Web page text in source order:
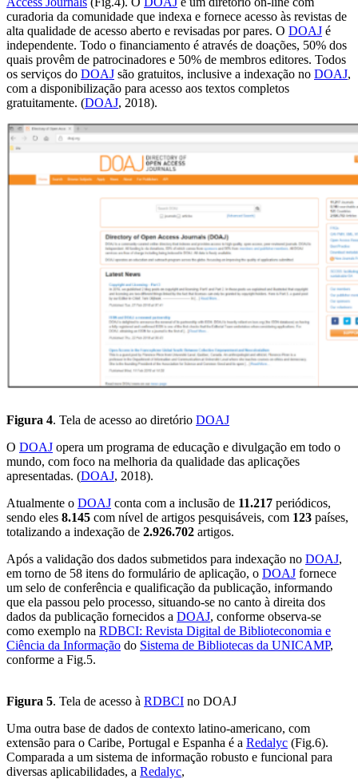
curadoria da comunidade que indexa e fornece acesso às revistas de
alta qualidade de acesso aberto e revisadas por pares. O DOAJ é
independente. Todo o financiamento é através de doações, 50% dos
quais provêm de patrocinadores e 50% de membros editores. Todos
os serviços do DOAJ são gratuitos, inclusive a indexação no DOAJ,
com a disponibilização para acesso aos textos completos
gratuitamente. (DOAJ, 2018).
Figura 4. Tela de acesso ao diretório DOAJ
O DOAJ opera um programa de educação e divulgação em todo o
mundo, com foco na melhoria da qualidade das aplicações
apresentadas. (DOAJ, 2018).
Atualmente o DOAJ conta com a inclusão de 11.217 periódicos,
sendo eles 8.145 com nível de artigos pesquisáveis, com 123 países,
totalizando a indexação de 2.926.702 artigos.
Após a validação dos dados submetidos para indexação no DOAJ,
em torno de 58 itens do formulário de aplicação, o DOAJ fornece
um selo de conferência e qualificação da publicação, informando
que ela passou pelo processo, situando-se no canto à direita dos
dados da publicação fornecidos a DOAJ, conforme observa-se
como exemplo na RDBCI: Revista Digital de Biblioteconomia e
Ciência da Informação do Sistema de Bibliotecas da UNICAMP,
conforme a Fig.5.
Figura 5. Tela de acesso à RDBCI no DOAJ
Uma outra base de dados de contexto latino-americano, com
extensão para o Caribe, Portugal e Espanha é a Redalyc (Fig.6).
Comparada a um sistema de informação robusto e funcional para
diversas aplicabilidades, a Redalyc,